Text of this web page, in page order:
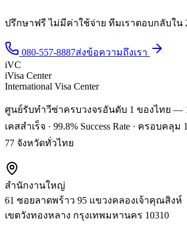
ปรึกษาฟรี ไม่มีค่าใช้จ่าย ทีมเราตอบกลับใน
080-557-8887ส่งข้อความถึงเรา
iVC
iVisa Center
International Visa Center
ศูนย์รับทำวีซ่าครบวงจรอันดับ 1 ของไทย —
เคสสำเร็จ · 99.8% Success Rate · ครอบคลุ
77 จังหวัดทั่วไทย
สำนักงานใหญ่
61 ซอยลาดพร้าว 95 แขวงคลองเจ้าคุณสิงห์
เขตวังทองหลาง กรุงเทพมหานคร 10310